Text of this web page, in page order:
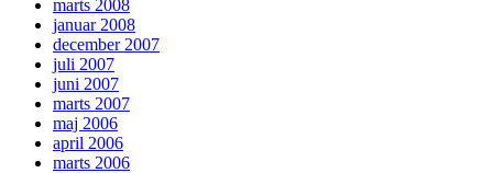
marts 2008
januar 2008
december 2007
juli 2007
juni 2007
marts 2007
maj 2006
april 2006
marts 2006